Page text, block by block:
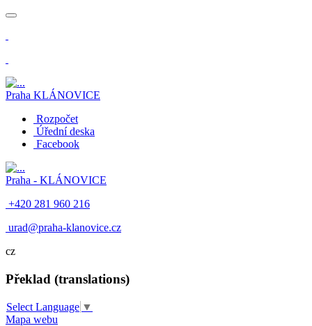
Praha KLÁNOVICE
Rozpočet
Úřední deska
Facebook
Praha - KLÁNOVICE
+420 281 960 216
urad@praha-klanovice.cz
cz
Překlad (translations)
Select Language ▼
Mapa webu